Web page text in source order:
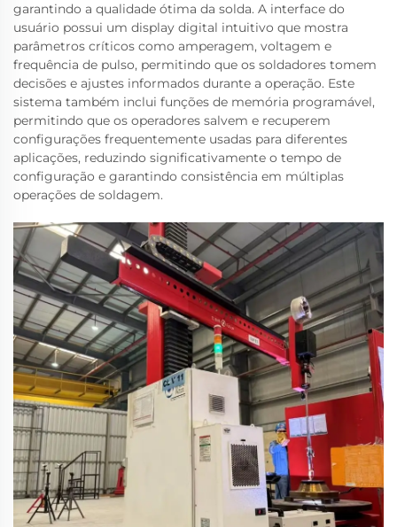
garantindo a qualidade ótima da solda. A interface do
usuário possui um display digital intuitivo que mostra
parâmetros críticos como amperagem, voltagem e
frequência de pulso, permitindo que os soldadores tomem
decisões e ajustes informados durante a operação. Este
sistema também inclui funções de memória programável,
permitindo que os operadores salvem e recuperem
configurações frequentemente usadas para diferentes
aplicações, reduzindo significativamente o tempo de
configuração e garantindo consistência em múltiplas
operações de soldagem.